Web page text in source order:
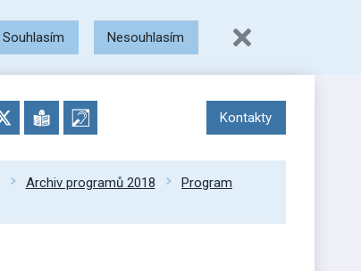
Souhlasím Nesouhlasím
Kontakty
Archiv programů 2018
Program